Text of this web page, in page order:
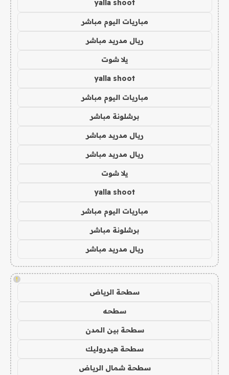
yalla shoot
مباريات اليوم مباشر
ريال مدريد مباشر
يلا شوت
yalla shoot
مباريات اليوم مباشر
برشلونة مباشر
ريال مدريد مباشر
ريال مدريد مباشر
يلا شوت
yalla shoot
مباريات اليوم مباشر
برشلونة مباشر
ريال مدريد مباشر
!
سطحة الرياض
سطحه
سطحة بين المدن
سطحة هيدروليك
سطحة شمال الرياض